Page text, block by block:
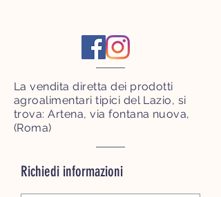
La vendita diretta dei prodotti
agroalimentari tipici del Lazio, si
trova:Artena, via fontana nuova,
(Roma)
Richiedi informazioni